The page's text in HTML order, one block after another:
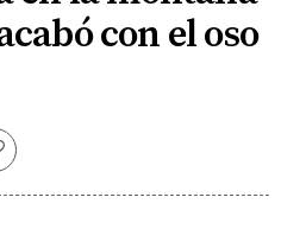
con el oso